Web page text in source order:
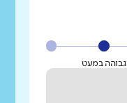
גבוהה במעט